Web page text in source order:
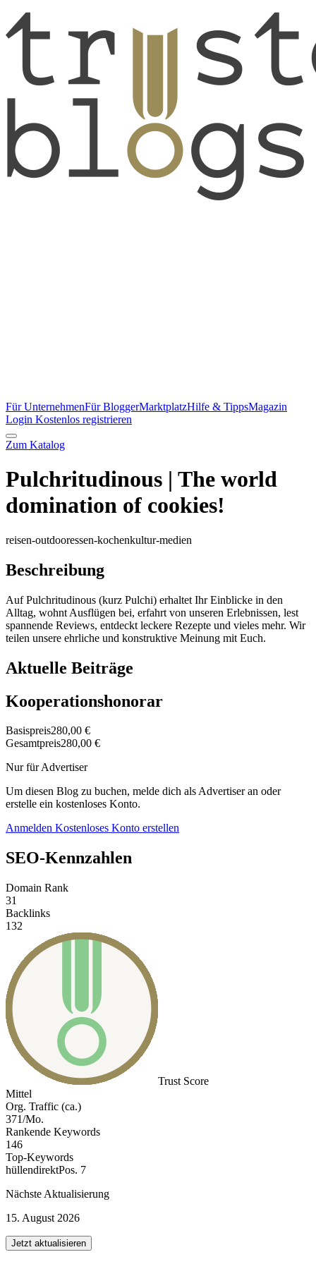
Für UnternehmenFür BloggerMarktplatzHilfe & TippsMagazin
Login Kostenlos registrieren
Zum Katalog
Pulchritudinous | The world
domination of cookies!
reisen-outdooressen-kochenkultur-medien
Beschreibung
Auf Pulchritudinous (kurz Pulchi) erhaltet Ihr Einblicke in den
Alltag, wohnt Ausflügen bei, erfahrt von unseren Erlebnissen, lest
spannende Reviews, entdeckt leckere Rezepte und vieles mehr. Wir
teilen unsere ehrliche und konstruktive Meinung mit Euch.
Aktuelle Beiträge
Kooperationshonorar
Basispreis280,00 €
Gesamtpreis280,00 €
Nur für Advertiser
Um diesen Blog zu buchen, melde dich als Advertiser an oder
erstelle ein kostenloses Konto.
Anmelden Kostenloses Konto erstellen
SEO-Kennzahlen
Domain Rank
31
Backlinks
132
Trust Score
Mittel
Org. Traffic (ca.)
371/Mo.
Rankende Keywords
146
Top-Keywords
hüllendirektPos. 7
Nächste Aktualisierung
15. August 2026
Jetzt aktualisieren